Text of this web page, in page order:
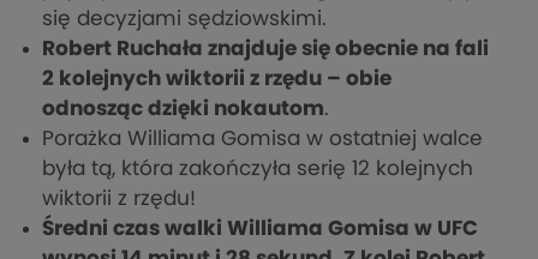
się decyzjami sędziowskimi.
Robert Ruchała znajduje się obecnie na fali
2 kolejnych wiktorii z rzędu – obie
odnosząc dzięki nokautom.
Porażka Williama Gomisa w ostatniej walce
była tą, która zakończyła serię 12 kolejnych
wiktorii z rzędu!
Średni czas walki Williama Gomisa w UFC